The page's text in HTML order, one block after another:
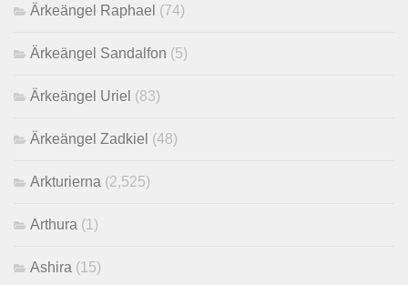
Ärkeängel Raphael (74)
Ärkeängel Sandalfon (5)
Ärkeängel Uriel (83)
Ärkeängel Zadkiel (48)
Arkturierna (2,525)
Arthura (1)
Ashira (15)